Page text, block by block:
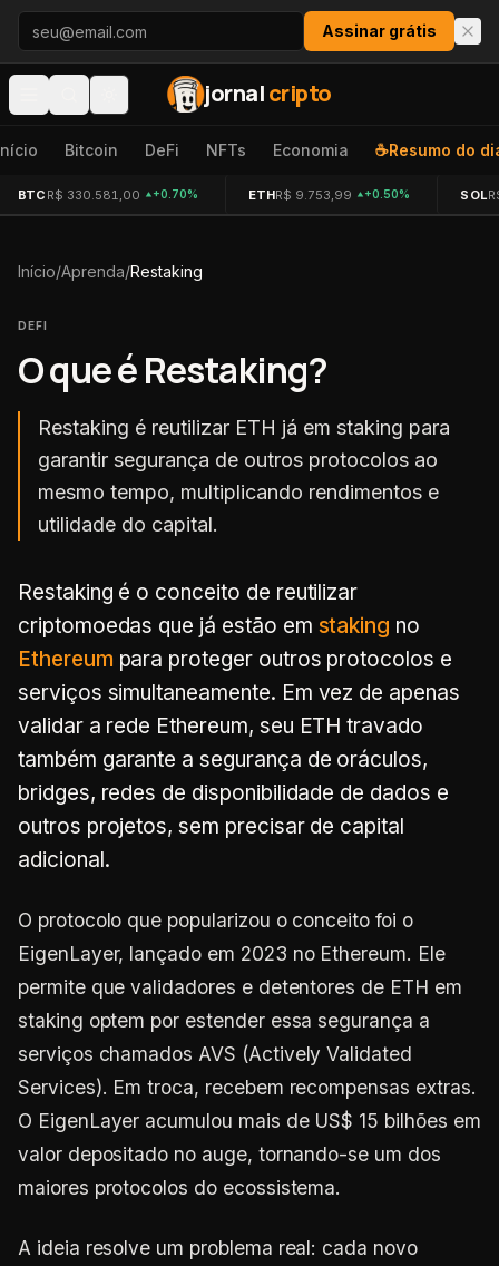
Pular para o conteúdo
Assinar grátis
jornalcripto
Bitcoin DeFi NFTs Economia ☕Resumo do
BTC R$ 330.581,00 +0.70% ETHR$ 9.753,99 +0.50% SOL
Início/Aprenda/Restaking
DEFI
O que éRestaking?
Restaking é reutilizar ETH já em staking para
garantir segurança de outros protocolos ao
mesmo tempo, multiplicando rendimentos e
utilidade do capital.
Restaking é o conceito de reutilizar
criptomoedas que já estão em staking no
Ethereum para proteger outros protocolos e
serviços simultaneamente. Em vez de apenas
validar a rede Ethereum, seu ETH travado
também garante a segurança de oráculos,
bridges, redes de disponibilidade de dados e
outros projetos, sem precisar de capital
adicional.
O protocolo que popularizou o conceito foi o
EigenLayer, lançado em 2023 no Ethereum. Ele
permite que validadores e detentores de ETH em
staking optem por estender essa segurança a
serviços chamados AVS (Actively Validated
Services). Em troca, recebem recompensas extras.
O EigenLayer acumulou mais de US$ 15 bilhões em
valor depositado no auge, tornando-se um dos
maiores protocolos do ecossistema.
A ideia resolve um problema real: cada novo